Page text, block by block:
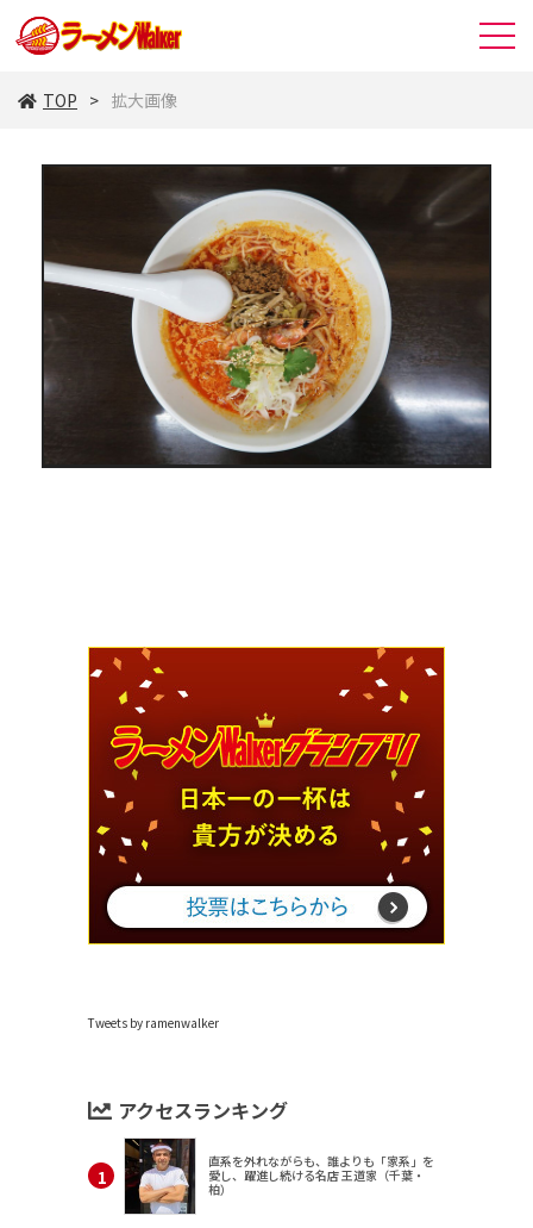
TOP 拡大画像
Tweets by ramenwalker
アクセスランキング
直系を外れながらも、誰よりも「家系」を
愛し、躍進し続ける名店 王道家（千葉・
柏）